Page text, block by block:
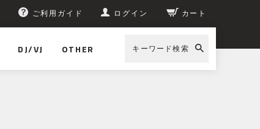
ご利用ガイド ログイン カート
DJ/VJ OTHER キーワード検索